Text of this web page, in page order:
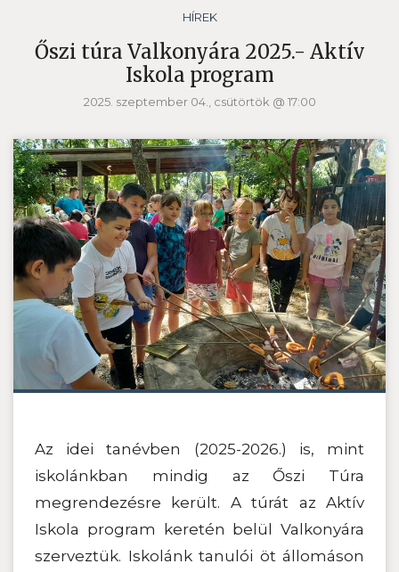
HÍREK
Őszi túra Valkonyára 2025.- Aktív
Iskola program
2025. szeptember 04., csütörtök @ 17:00
Az idei tanévben (2025-2026.) is, mint
iskolánkban mindig az Őszi Túra
megrendezésre került. A túrát az Aktív
Iskola program keretén belül Valkonyára
szerveztük. Iskolánk tanulói öt állomáson